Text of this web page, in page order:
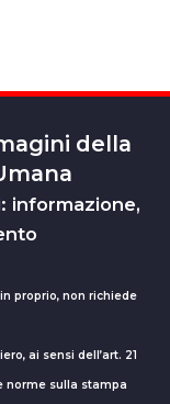
della
informazione,
proprio, non richiede
ai sensi dell’art. 21
norme sulla stampa